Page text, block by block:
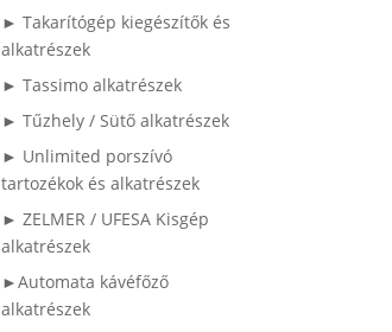
► Takarítógép kiegészítők és
alkatrészek
► Tassimo alkatrészek
► Tűzhely / Sütő alkatrészek
► Unlimited porszívó
tartozékok és alkatrészek
► ZELMER / UFESA Kisgép
alkatrészek
►Automata kávéfőző
alkatrészek